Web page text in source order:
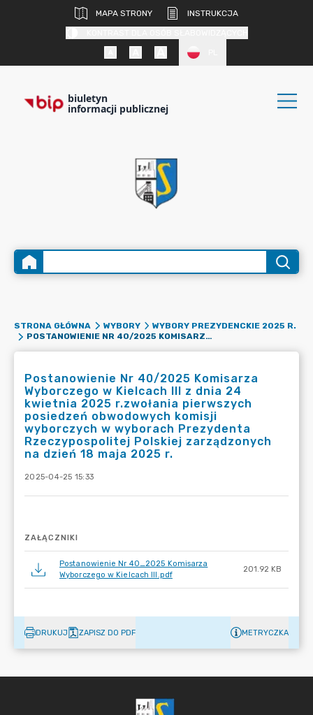
MAPA STRONY
INSTRUKCJA
biuletyn
informacji publicznej
STRONA GŁÓWNA WYBORY
WYBORY PREZYDENCKIE 2025 R.
POSTANOWIENIE NR 40/2025 KOMISARZA WYBORCZEGO W KIELCACH III Z DNIA 24 KWIETNIA 2025 R.ZWOŁANIA PIERWSZYCH POSIEDZEŃ OBWODOWYCH KOMISJI WYBORCZYCH W WYBORACH PREZYDENTA RZECZYPOSPOLITEJ POLSKIEJ ZARZĄDZONYCH NA DZIEŃ 18 MAJA 2025 R.
Postanowienie Nr 40/2025 Komisarza
Wyborczego w Kielcach III z dnia 24
kwietnia 2025 r.zwołania pierwszych
posiedzeń obwodowych komisji
wyborczych w wyborach Prezydenta
Rzeczypospolitej Polskiej zarządzonych
na dzień 18 maja 2025 r.
2025-04-25 15:33
ZAŁĄCZNIKI
Postanowienie Nr 40_2025 Komisarza
Wyborczego w Kielcach III.pdf
201.92 KB
DRUKUJ ZAPISZ DO PDF METRYCZKA